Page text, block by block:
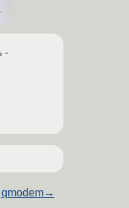
-
qmodem→